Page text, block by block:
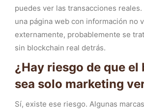
puedes ver las transacciones
una página web con información no
externamente, probablemente se
sin blockchain real detrás.
¿Hay riesgo de que
sea solo marketing
Sí, existe ese riesgo. Algunas